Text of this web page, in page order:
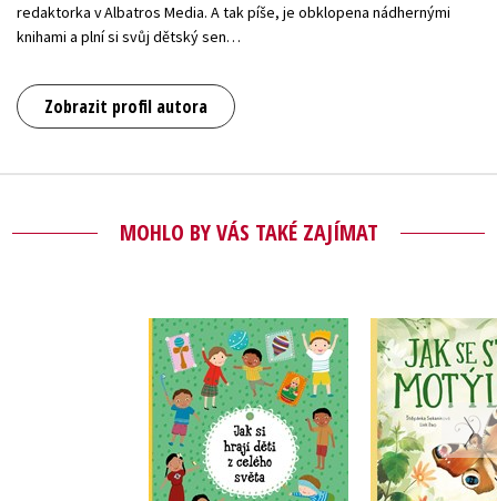
redaktorka v Albatros Media. A tak píše, je obklopena nádhernými
knihami a plní si svůj dětský sen…
Zobrazit profil autora
MOHLO BY VÁS TAKÉ ZAJÍMAT
Jak si hrají děti z
celého světa
Štěpánka Sekaninová
Jak se stát
Štěpánka